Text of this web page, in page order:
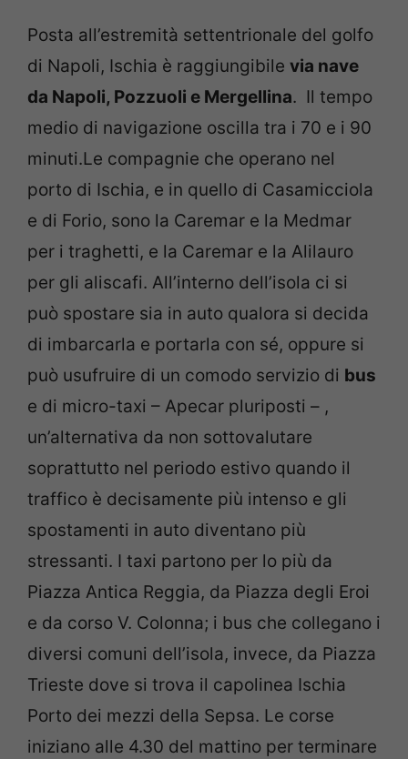
Posta all’estremità settentrionale del golfo
di Napoli, Ischia è raggiungibile via nave
da Napoli, Pozzuoli e Mergellina. Il tempo
medio di navigazione oscilla tra i 70 e i 90
minuti.Le compagnie che operano nel
porto di Ischia, e in quello di Casamicciola
e di Forio, sono la Caremar e la Medmar
per i traghetti, e la Caremar e la Alilauro
per gli aliscafi. All’interno dell’isola ci si
può spostare sia in auto qualora si decida
di imbarcarla e portarla con sé, oppure si
può usufruire di un comodo servizio di bus
e di micro-taxi – Apecar pluriposti – ,
un’alternativa da non sottovalutare
soprattutto nel periodo estivo quando il
traffico è decisamente più intenso e gli
spostamenti in auto diventano più
stressanti. I taxi partono per lo più da
Piazza Antica Reggia, da Piazza degli Eroi
e da corso V. Colonna; i bus che collegano i
diversi comuni dell’isola, invece, da Piazza
Trieste dove si trova il capolinea Ischia
Porto dei mezzi della Sepsa. Le corse
iniziano alle 4.30 del mattino per terminare